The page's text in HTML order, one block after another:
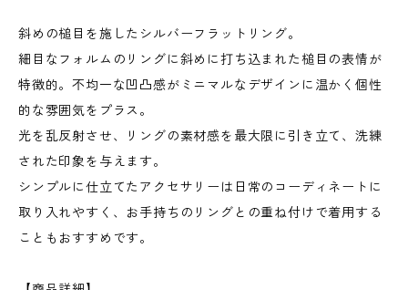
斜めの槌目を施したシルバーフラットリング。
細目なフォルムのリングに斜めに打ち込まれた槌目の表情が
特徴的。不均一な凹凸感がミニマルなデザインに温かく個性
的な雰囲気をプラス。
光を乱反射させ、リングの素材感を最大限に引き立て、洗練
された印象を与えます。
シンプルに仕立てたアクセサリーは日常のコーディネートに
取り入れやすく、お手持ちのリングとの重ね付けで着用する
こともおすすめです。